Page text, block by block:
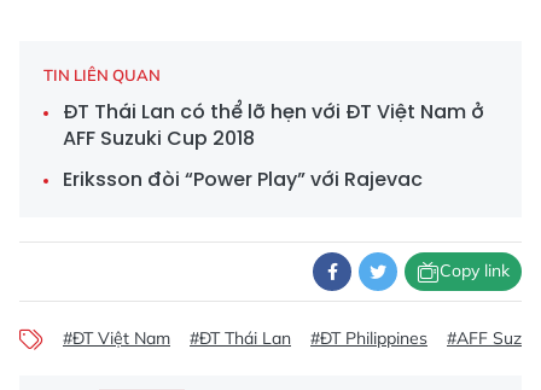
TIN LIÊN QUAN
ĐT Thái Lan có thể lỡ hẹn với ĐT Việt Nam ở
AFF Suzuki Cup 2018
Eriksson đòi “Power Play” với Rajevac
Copy link
#ĐT Việt Nam #ĐT Thái Lan #ĐT Philippines #AFF